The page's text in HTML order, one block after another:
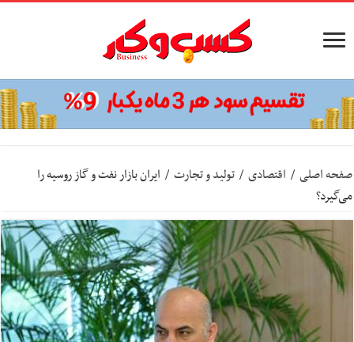
صفحه اصلی / اقتصادی / تولید و تجارت / ایران بازار نفت و گاز روسیه را
می‌گیرد؟